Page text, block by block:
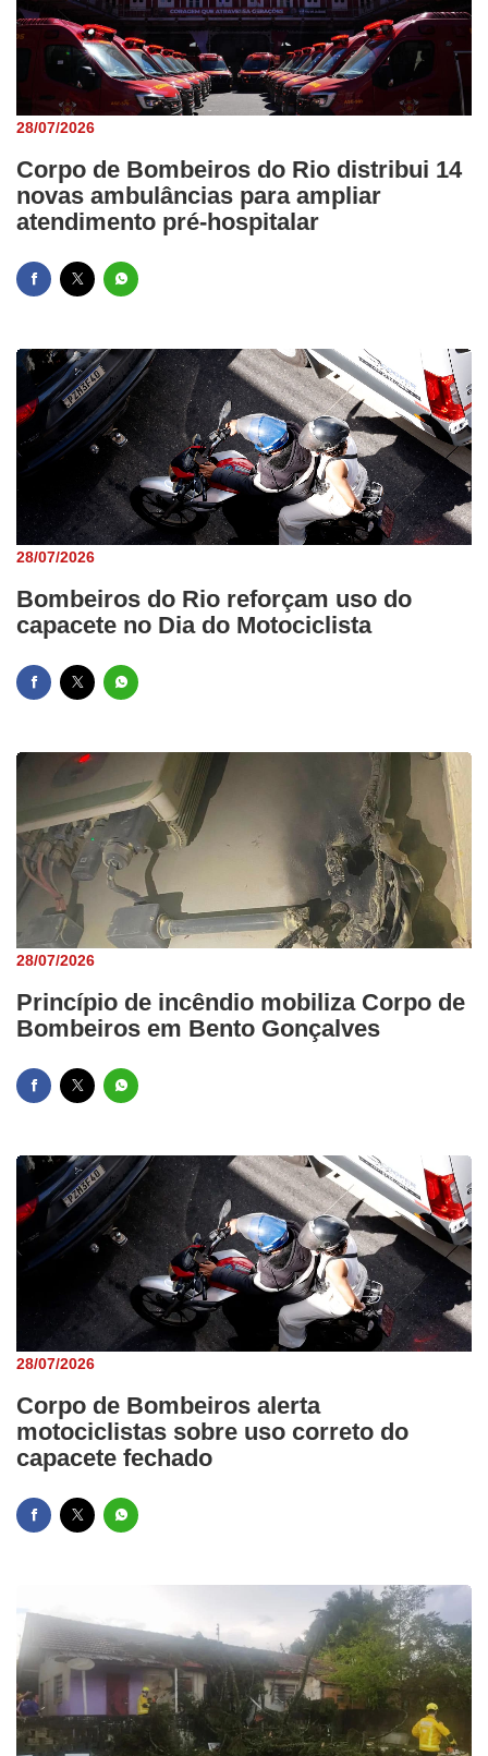
28/07/2026
Corpo de Bombeiros do Rio distribui 14
novas ambulâncias para ampliar
atendimento pré-hospitalar
28/07/2026
Bombeiros do Rio reforçam uso do
capacete no Dia do Motociclista
28/07/2026
Princípio de incêndio mobiliza Corpo de
Bombeiros em Bento Gonçalves
28/07/2026
Corpo de Bombeiros alerta
motociclistas sobre uso correto do
capacete fechado